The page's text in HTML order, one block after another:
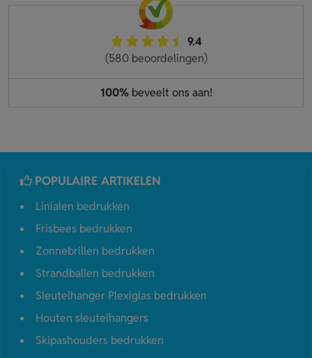
9.4
(580 beoordelingen)
100%beveelt ons aan!
POPULAIRE ARTIKELEN
Linialen bedrukken
Frisbees bedrukken
Zonnebrillen bedrukken
Strandballen bedrukken
Sleutelhanger Plexiglas bedrukken
Houten sleutelhangers
Skipashouders bedrukken